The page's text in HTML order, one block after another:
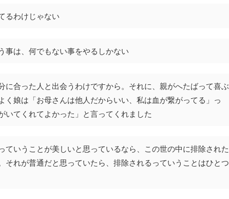
るわけじゃない
事は、何でもない事をやるしかない
に合った人と出会うわけですから。それに、親がへたばって喜ぶ
く娘は「お母さんは他人だからいい、私は血が繋がってる」っ
いてくれてよかった」と言ってくれました
ていうことが美しいと思っているなら、この世の中に排除された
それが普通だと思っていたら、排除されるっていうことはひとつ